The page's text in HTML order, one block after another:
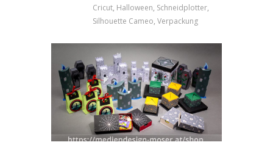
Cricut, Halloween, Schneidplotter,
Silhouette Cameo, Verpackung